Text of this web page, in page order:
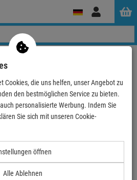
Anmelden
Blumen Ø 55mm - Multic…
Konfetti Blumen Ø 55mm -
Cookies, die uns helfen, unser Angebot zu
den bestmöglichen Service zu bieten.
personalisierte Werbung. Indem Sie
Sie sich mit unseren Cookie-
öffnen
Alle Ablehnen